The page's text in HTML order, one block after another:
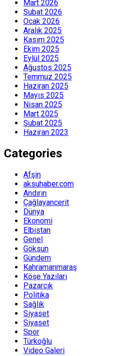
Mart 2026
Şubat 2026
Ocak 2026
Aralık 2025
Kasım 2025
Ekim 2025
Eylül 2025
Ağustos 2025
Temmuz 2025
Haziran 2025
Mayıs 2025
Nisan 2025
Mart 2025
Şubat 2025
Haziran 2023
Categories
Afşin
aksuhaber.com
Andırın
Çağlayancerit
Dünya
Ekonomi
Elbistan
Genel
Göksun
Gündem
Kahramanmaraş
Köşe Yazıları
Pazarcık
Politika
Sağlık
Siyaset
Siyaset
Spor
Türkoğlu
Video Galeri